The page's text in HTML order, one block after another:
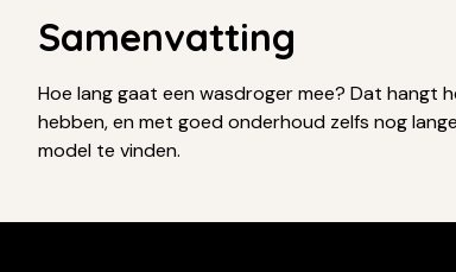
Samenvatting
Hoe lang gaat een wasdroger mee? Dat hangt
hebben, en met goed onderhoud zelfs nog
model te vinden.